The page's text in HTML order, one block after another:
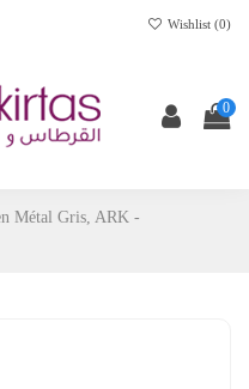
Wishlist (0)
0
Métal Gris, ARK -